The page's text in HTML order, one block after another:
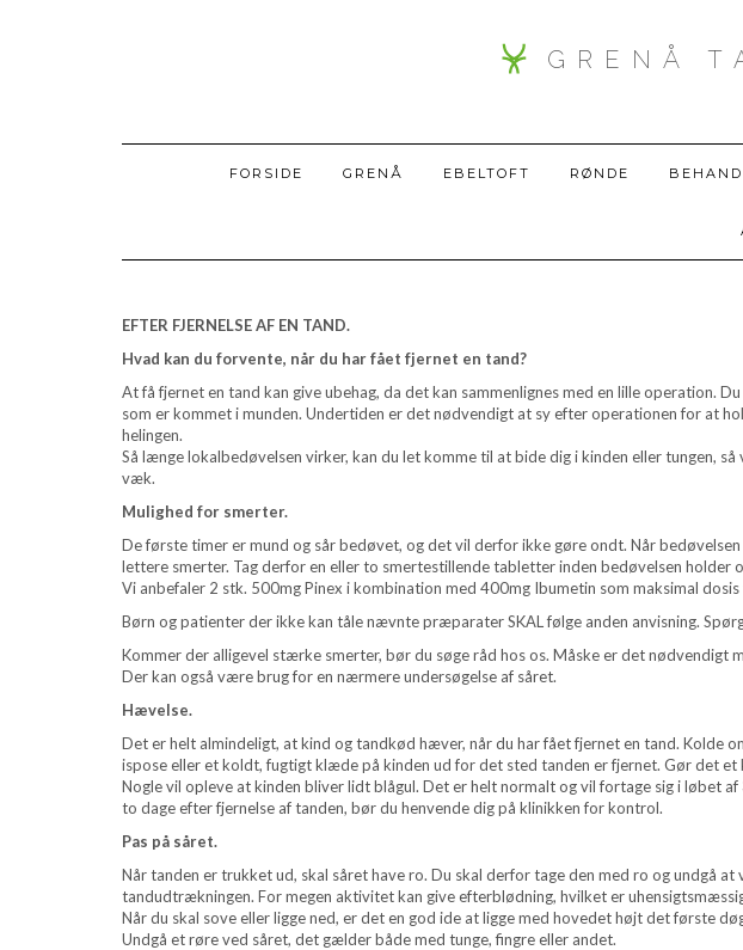
GRENÅ
FORSIDE GRENÅ EBELTOFT RØNDE
EFTER FJERNELSE AF EN TAND.
Hvad kan du forvente, når du har fået fjernet en tand?
At få fjernet en tand kan give ubehag, da det kan sammenlignes med en lille operation.
som er kommet i munden. Undertiden er det nødvendigt at sy efter operationen for at
helingen.
Så længe lokalbedøvelsen virker, kan du let komme til at bide dig i kinden eller tungen,
væk.
Mulighed for smerter.
De første timer er mund og sår bedøvet, og det vil derfor ikke gøre ondt. Når
lettere smerter. Tag derfor en eller to smertestillende tabletter inden bedøvelsen holder
Vi anbefaler 2 stk. 500mg Pinex i kombination med 400mg Ibumetin som maksimal
Børn og patienter der ikke kan tåle nævnte præparater SKAL følge anden anvisning.
Kommer der alligevel stærke smerter, bør du søge råd hos os. Måske er det nødvendigt
Der kan også være brug for en nærmere undersøgelse af såret.
Hævelse.
Det er helt almindeligt, at kind og tandkød hæver, når du har fået fjernet en tand. Kolde
ispose eller et koldt, fugtigt klæde på kinden ud for det sted tanden er fjernet. Gør det
Nogle vil opleve at kinden bliver lidt blågul. Det er helt normalt og vil fortage sig i løbet
to dage efter fjernelse af tanden, bør du henvende dig på klinikken for kontrol.
Pas på såret.
Når tanden er trukket ud, skal såret have ro. Du skal derfor tage den med ro og undgå
tandudtrækningen. For megen aktivitet kan give efterblødning, hvilket er
Når du skal sove eller ligge ned, er det en god ide at ligge med hovedet højt det første
Undgå et røre ved såret, det gælder både med tunge, fingre eller andet.